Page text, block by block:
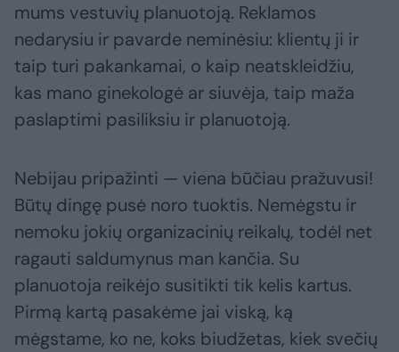
mums vestuvių planuotoją. Reklamos
nedarysiu ir pavarde neminėsiu: klientų ji ir
taip turi pakankamai, o kaip neatskleidžiu,
kas mano ginekologė ar siuvėja, taip maža
paslaptimi pasiliksiu ir planuotoją.
Nebijau pripažinti — viena būčiau pražuvusi!
Būtų dingę pusė noro tuoktis. Nemėgstu ir
nemoku jokių organizacinių reikalų, todėl net
ragauti saldumynus man kančia. Su
planuotoja reikėjo susitikti tik kelis kartus.
Pirmą kartą pasakėme jai viską, ką
mėgstame, ko ne, koks biudžetas, kiek svečių